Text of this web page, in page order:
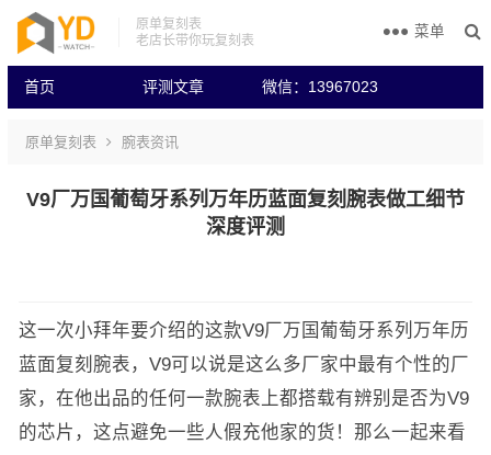
原单复刻表
老店长带你玩复刻表
首页 评测文章 微信：13967023
菜单
原单复刻表 腕表资讯
V9厂万国葡萄牙系列万年历蓝面复刻腕表做工细节
深度评测
这一次小拜年要介绍的这款V9厂万国葡萄牙系列万年历
蓝面复刻腕表，V9可以说是这么多厂家中最有个性的厂
家，在他出品的任何一款腕表上都搭载有辨别是否为V9
的芯片，这点避免一些人假充他家的货！那么一起来看